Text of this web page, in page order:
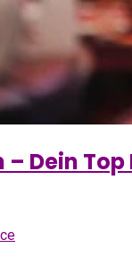
Dein Top